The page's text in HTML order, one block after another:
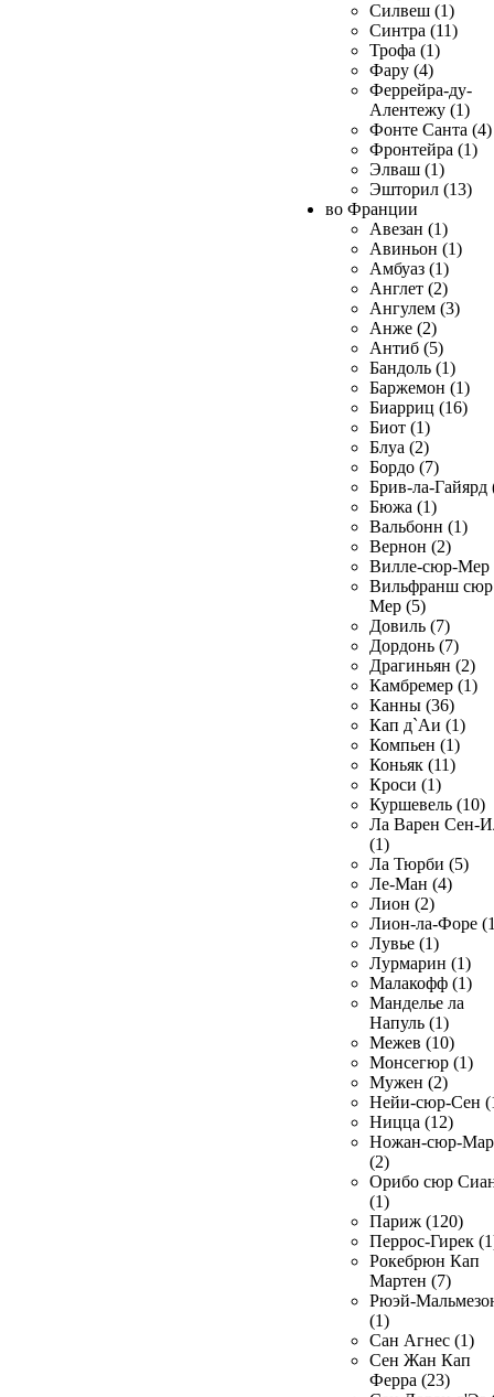
Силвеш (1)
Синтра (11)
Трофа (1)
Фару (4)
Феррейра-ду-
Алентежу (1)
Фонте Санта (4)
Фронтейра (1)
Элваш (1)
Эшторил (13)
во Франции
Авезан (1)
Авиньон (1)
Амбуаз (1)
Англет (2)
Ангулем (3)
Анже (2)
Антиб (5)
Бандоль (1)
Баржемон (1)
Биарриц (16)
Биот (1)
Блуа (2)
Бордо (7)
Брив-ла-Гайярд
Бюжа (1)
Вальбонн (1)
Вернон (2)
Вилле-сюр-Мер
Вильфранш сюр
Мер (5)
Довиль (7)
Дордонь (7)
Драгиньян (2)
Камбремер (1)
Канны (36)
Кап д`Аи (1)
Компьен (1)
Коньяк (11)
Кроси (1)
Куршевель (10)
Ла Варен Сен-
(1)
Ла Тюрби (5)
Ле-Ман (4)
Лион (2)
Лион-ла-Форе
Лувье (1)
Лурмарин (1)
Малакофф (1)
Манделье ла
Напуль (1)
Межев (10)
Монсегюр (1)
Мужен (2)
Нейи-сюр-Сен
Ницца (12)
Ножан-сюр-
(2)
Орибо сюр
(1)
Париж (120)
Перрос-Гирек
Рокебрюн Кап
Мартен (7)
Рюэй-
(1)
Сан Агнес (1)
Сен Жан Кап
Ферра (23)